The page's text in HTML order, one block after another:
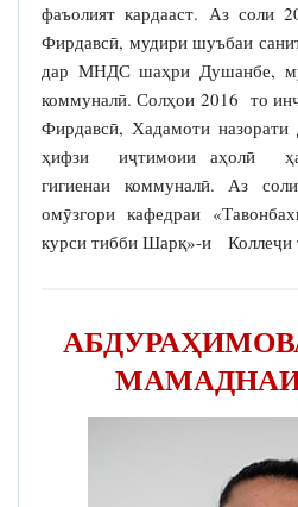
фаъолият кардааст. Аз
Фирдавсӣ, мудири шуъбаи
дар МНДС шаҳри Душанбе,
коммуналӣ. Солҳои 2016 то
Фирдавсӣ, Хадамоти назорати
ҳифзи иҷтимоии аҳолӣ
гигиенаи коммуналӣ. Аз
омӯзгори кафедраи
курси тибби Шарқ»-и Коллеҷи